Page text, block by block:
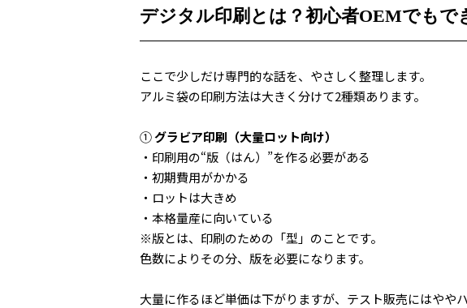
デジタル印刷とは？初心者OEMでもで
ここで少しだけ専門的な話を、やさしく整理します。
アルミ袋の印刷方法は大きく分けて2種類あります。
①グラビア印刷（大量ロット向け）
・印刷用の“版（はん）”を作る必要がある
・初期費用がかかる
・ロットは大きめ
・本格量産に向いている
※版とは、印刷のための「型」のことです。
色数によりその分、版を必要になります。
大量に作るほど単価は下がりますが、テスト販売にはやや